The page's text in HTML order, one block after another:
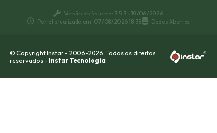
Versão do Sistema: 3.5.3 - 19/06/2026
Portal atualizado em: 07/08/2026 18:38 Dados Abertos
© Copyright Instar - 2006-2026. Todos os direitos
reservados - Instar Tecnologia